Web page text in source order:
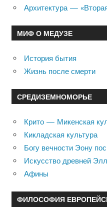
Архитектура —
МИФ О МЕДУЗЕ
История бытия
Жизнь после смерти
СРЕДИЗЕМНОМОРЬЕ
Крито — Микенская
Кикладская культура
Богу вечности Эону
Искусство древней
Афины
ФИЛОСОФИЯ